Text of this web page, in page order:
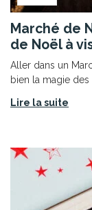
Marché de
de Noël à
Aller dans un
bien la magie des
Lire la suite